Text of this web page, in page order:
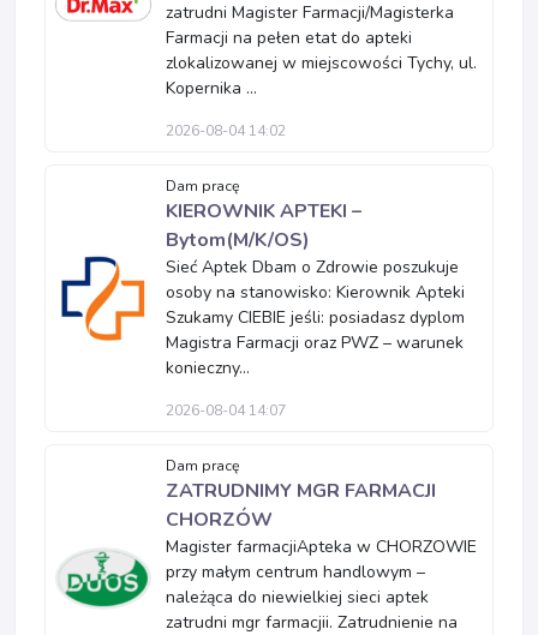
zatrudni Magister Farmacji/Magisterka
Farmacji na pełen etat do apteki
zlokalizowanej w miejscowości Tychy, ul.
Kopernika ...
2026-08-04 14:02
Dam pracę
KIEROWNIK APTEKI –
Bytom(M/K/OS)
Sieć Aptek Dbam o Zdrowie poszukuje
osoby na stanowisko: Kierownik Apteki
Szukamy CIEBIE jeśli: posiadasz dyplom
Magistra Farmacji oraz PWZ – warunek
konieczny...
2026-08-04 14:07
Dam pracę
ZATRUDNIMY MGR FARMACJI
CHORZÓW
Magister farmacjiApteka w CHORZOWIE
przy małym centrum handlowym –
należąca do niewielkiej sieci aptek
zatrudni mgr farmacjii. Zatrudnienie na